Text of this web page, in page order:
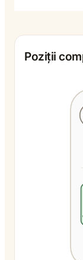
Poziții